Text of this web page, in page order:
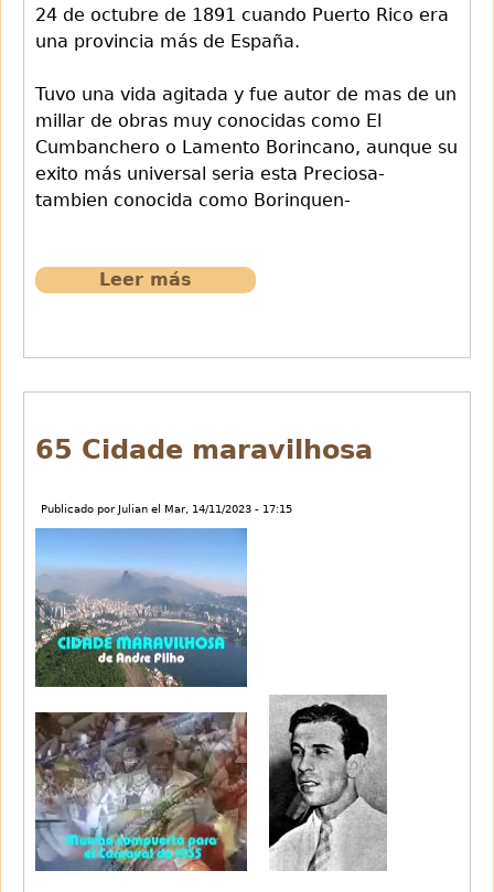
24 de octubre de 1891 cuando Puerto Rico era
una provincia más de España.
Tuvo una vida agitada y fue autor de mas de un
millar de obras muy conocidas como El
Cumbanchero o Lamento Borincano, aunque su
exito más universal seria esta Preciosa-
tambien conocida como Borinquen-
Leer más
65 Cidade maravilhosa
Publicado por Julian el Mar, 14/11/2023 - 17:15